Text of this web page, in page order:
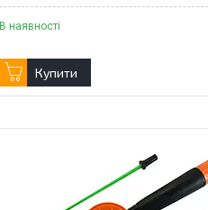
В наявності
Купити